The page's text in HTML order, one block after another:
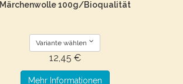
Märchenwolle 100g/Bioqualität
Variante wählen
12,45 €
Mehr Informationen